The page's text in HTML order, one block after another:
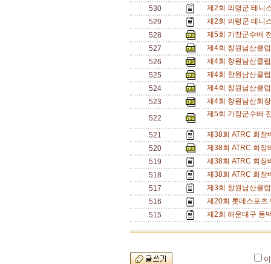
530
제2회 의령군 테니
529
제2회 의령군 테니
528
제5회 기장군수배
527
제4회 창원남산클
526
제4회 창원남산클
525
제4회 창원남산클
524
제4회 창원남산클
523
제4회 창원남산회
522
제5회 기장군수배
521
제38회 ATRC 회
520
제38회 ATRC 회
519
제38회 ATRC 회
518
제38회 ATRC 회
517
제3회 창원남산클
516
제20회 롯데스포
515
제2회 해운대구 동